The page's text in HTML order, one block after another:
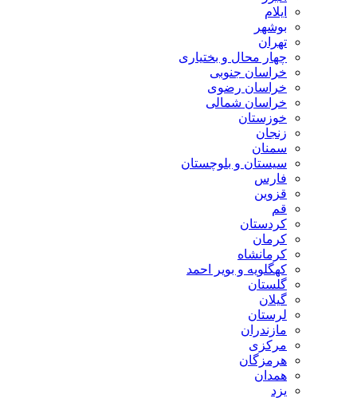
ایلام
بوشهر
تهران
چهار محال و بختیاری
خراسان جنوبی
خراسان رضوی
خراسان شمالی
خوزستان
زنجان
سمنان
سیستان و بلوچستان
فارس
قزوین
قم
کردستان
کرمان
کرمانشاه
کهگلویه و بویر احمد
گلستان
گیلان
لرستان
مازندران
مرکزی
هرمزگان
همدان
یزد